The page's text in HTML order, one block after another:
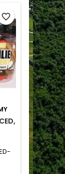
favorite_border